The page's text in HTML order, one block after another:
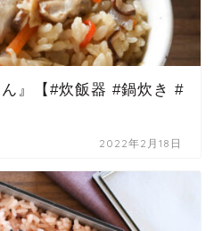
ん』【#炊飯器 #鍋炊き #
2022年2月18日